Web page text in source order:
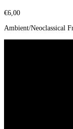
€6,00
Ambient/Neoclassical